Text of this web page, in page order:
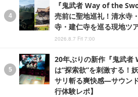
『鬼武者 Way of the
売前に聖地巡礼！清水寺
寺・建仁寺を巡る現地ツ
2026.8.7 Fri 7:00
20年ぶりの新作『鬼武者
は“探索欲”を刺激する！
サリ斬る爽快感―サウン
行体験レポ】